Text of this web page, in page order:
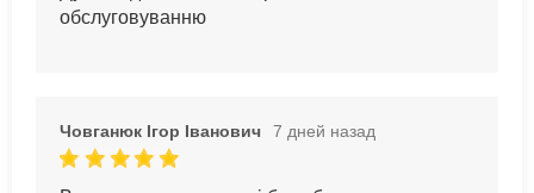
обслуговуванню
Човганюк Ігор Іванович 7 дней назад